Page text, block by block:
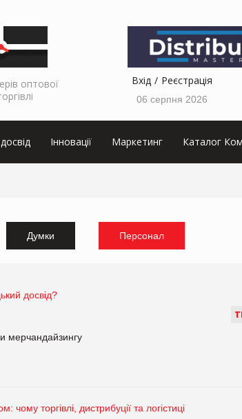
оптової
Вхід Реєстрація
06 серпня 2026
Інновації Маркетинг Каталог
Думки Персонал
Т
досвід?
мерчандайзингу
чому торгівлі, дистрибуції та логістиці